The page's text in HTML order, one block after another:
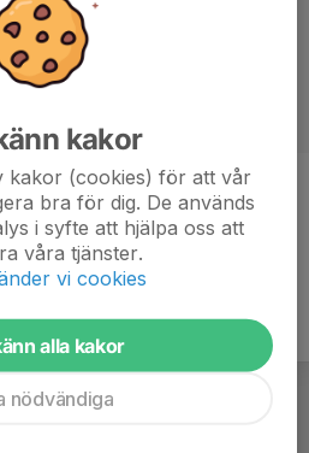
kakor
kakor (cookies) för att vår
bra för dig. De används
i syfte att hjälpa oss att
våra tjänster.
vi cookies
alla kakor
nödvändiga